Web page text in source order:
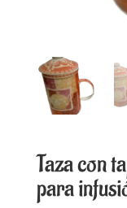
Taza con
para